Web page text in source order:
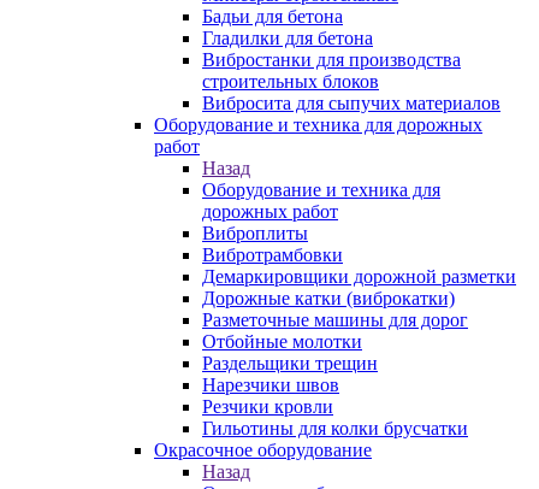
Бадьи для бетона
Гладилки для бетона
Вибростанки для производства
строительных блоков
Вибросита для сыпучих материалов
Оборудование и техника для дорожных
работ
Назад
Оборудование и техника для
дорожных работ
Виброплиты
Вибротрамбовки
Демаркировщики дорожной разметки
Дорожные катки (виброкатки)
Разметочные машины для дорог
Отбойные молотки
Раздельщики трещин
Нарезчики швов
Резчики кровли
Гильотины для колки брусчатки
Окрасочное оборудование
Назад